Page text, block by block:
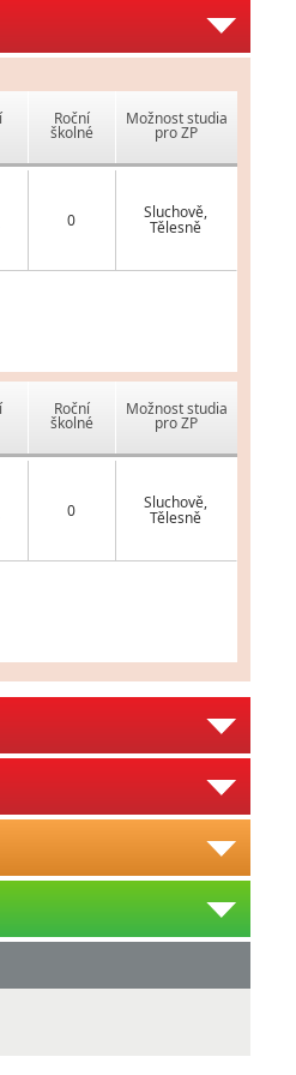
Roční
školné
Možnost studia
pro ZP
0 Sluchově,
Tělesně
Roční
školné
Možnost studia
pro ZP
0 Sluchově,
Tělesně